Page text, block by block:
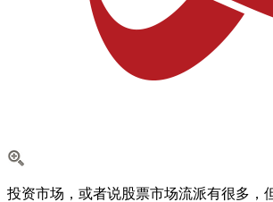
投资市场，或者说股票市场流派有很多，